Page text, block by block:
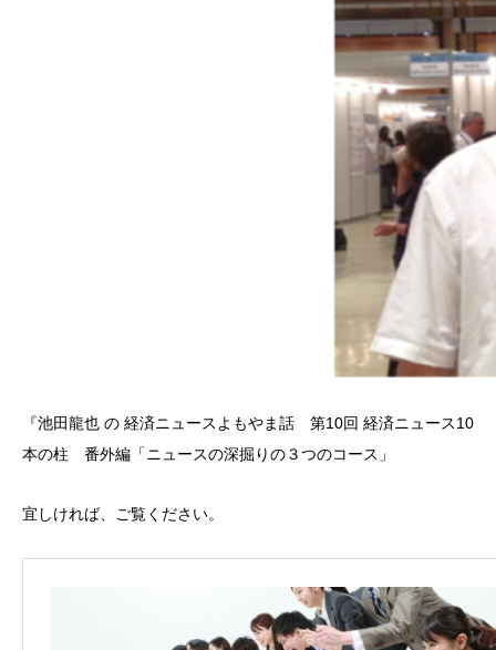
『池田龍也 の 経済ニュースよもやま話 第10回 経済ニュース10
本の柱 番外編「ニュースの深掘りの３つのコース」
宜しければ、ご覧ください。